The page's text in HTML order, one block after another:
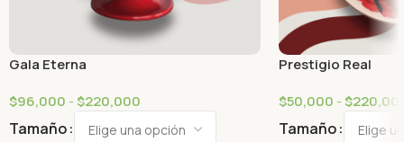
Gala Eterna
$96,000 -$220,000
Tamaño
Prestigio Real
$50,000 -$
Tamaño